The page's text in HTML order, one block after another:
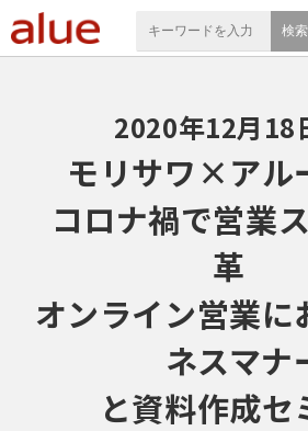
お役立ち情報
セミナー
よくあるご質問
2020年12月18
モリサワ×アル
コロナ禍で営業
革
オンライン営業に
ネスマナ
と資料作成セ